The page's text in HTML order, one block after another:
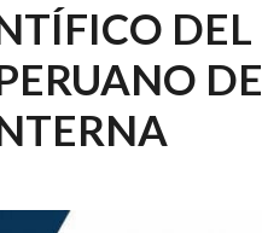
DEL
DE